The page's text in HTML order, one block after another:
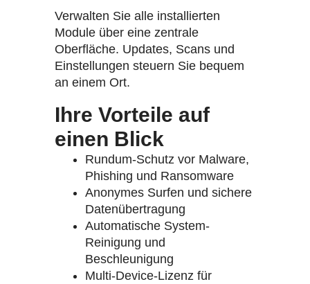
Verwalten Sie alle installierten
Module über eine zentrale
Oberfläche. Updates, Scans und
Einstellungen steuern Sie bequem
an einem Ort.
Ihre Vorteile auf
einen Blick
Rundum-Schutz vor Malware,
Phishing und Ransomware
Anonymes Surfen und sichere
Datenübertragung
Automatische System-
Reinigung und
Beschleunigung
Multi-Device-Lizenz für